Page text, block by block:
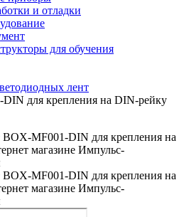
и отладки
для обучения
лент
для крепления на DIN-рейку